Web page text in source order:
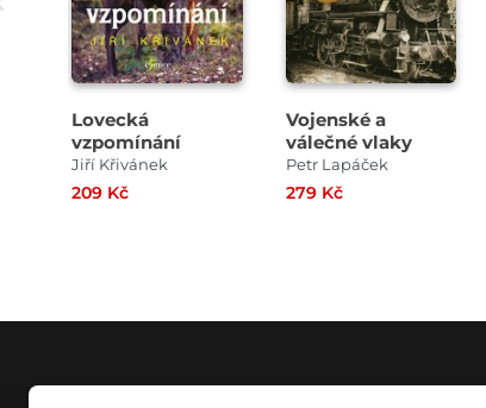
Lovecká
vzpomínání
Jiří Křivánek
209 Kč
Vojenské a
válečné vlaky
Petr Lapáček
279 Kč